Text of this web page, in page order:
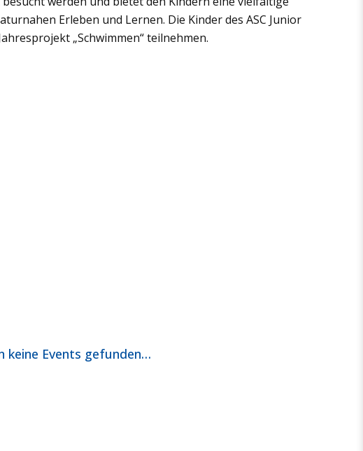
Erleben und Lernen. Die Kinder des ASC Junior
„Schwimmen“ teilnehmen.
keine Events gefunden…